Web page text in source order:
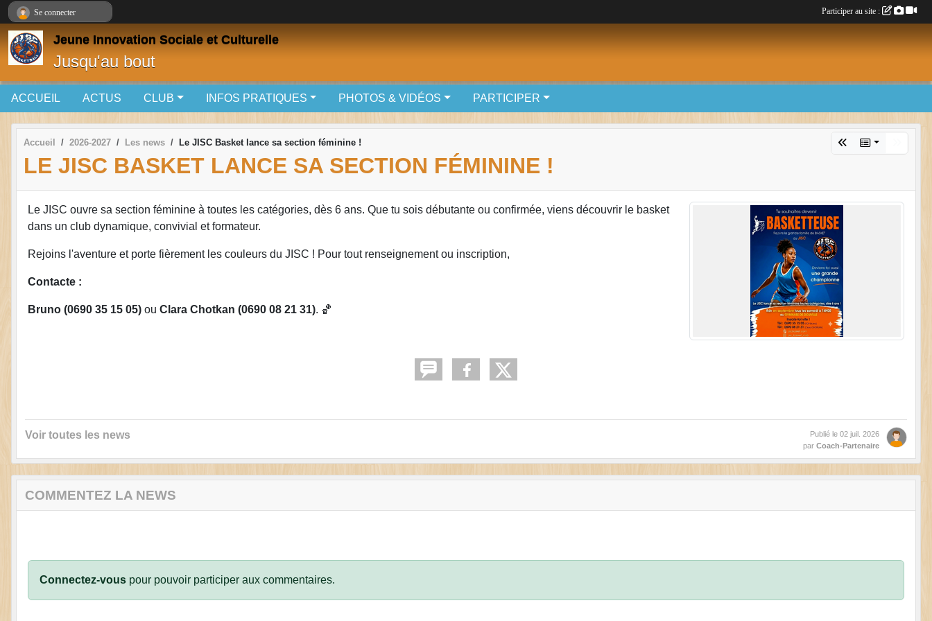
Jeune Innovation Sociale et Culturelle
Jusqu'au bout
ACCUEIL ACTUS CLUB INFOS PRATIQUES PHOTOS & VIDÉOS PARTICIPER
Accueil 2026-2027 Les news Le JISC Basket lance sa section féminine !
LE JISC BASKET LANCE SA SECTION FÉMININE !
Le JISC ouvre sa section féminine à toutes les catégories, dès 6 ans. Que tu sois débutante ou confirmée, viens découvrir le basket
dans un club dynamique, convivial et formateur.
Rejoins l'aventure et porte fièrement les couleurs du JISC ! Pour tout renseignement ou inscription,
Contacte :
Bruno (0690 35 15 05) ou Clara Chotkan (0690 08 21 31). 🏀
Voir toutes les news Publié le 02 juil. 2026
par Coach-Partenaire
COMMENTEZ LA NEWS
Connectez-vous pour pouvoir participer aux commentaires.
Se connecter Participer au site :
Panneau de gestion des cookies